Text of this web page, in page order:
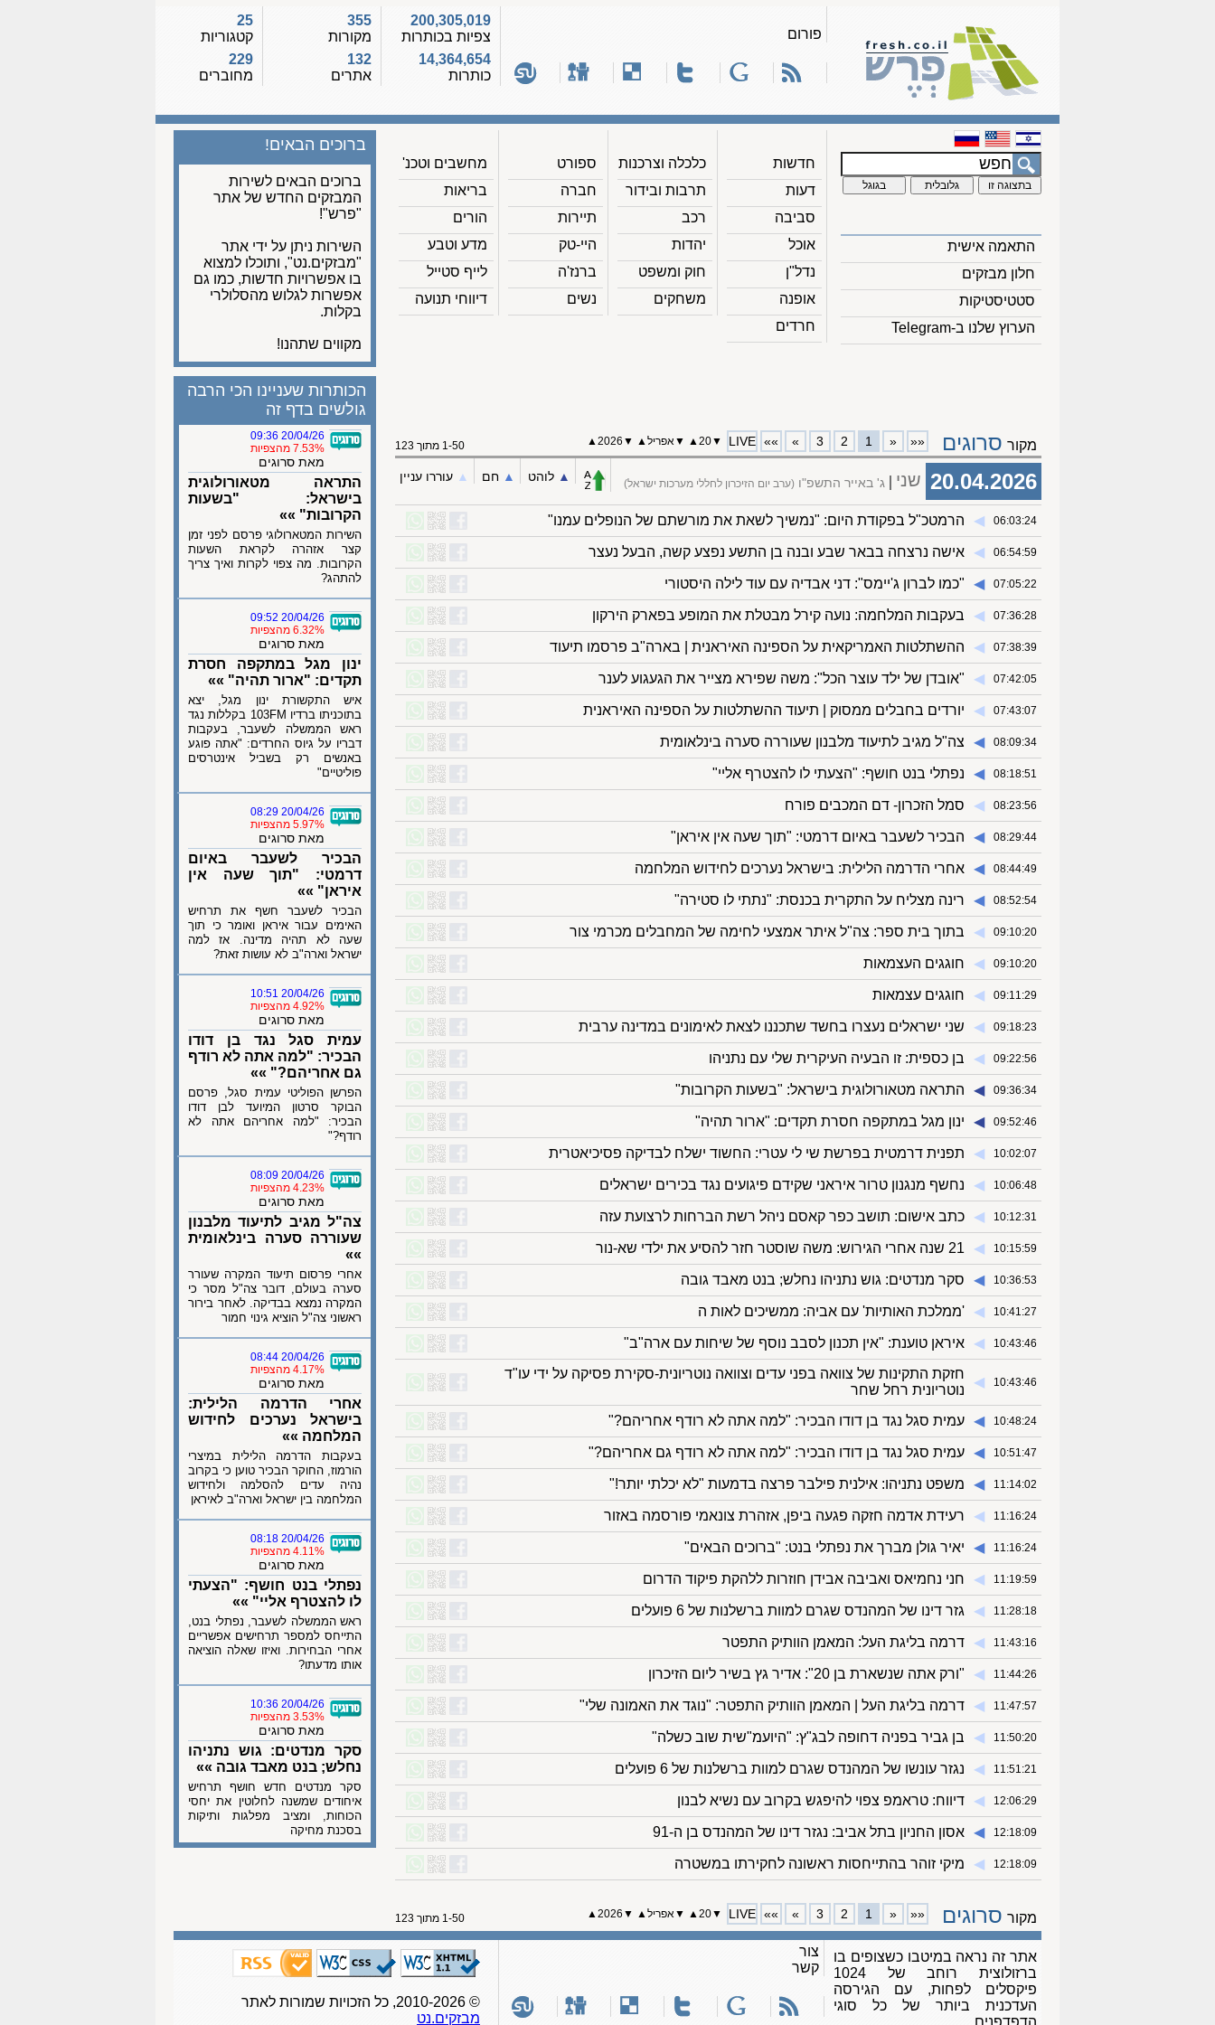
פורום
200,305,019
צפיות בכותרות
14,364,654
כותרות
355
מקורות
132
אתרים
25
קטגוריות
229
מחוברים
התאמה אישית
חלון מבזקים
סטטיסטיקות
הערוץ שלנו ב-Telegram
חדשות
דעות
סביבה
אוכל
נדל"ן
אופנה
חרדים
כלכלה וצרכנות
תרבות ובידור
רכב
יהדות
חוק ומשפט
משחקים
ספורט
חברה
תיירות
היי-טק
ברנז'ה
נשים
מחשבים וטכנ'
בריאות
הורים
מדע וטבע
לייף סטייל
דיווחי תנועה
ברוכים הבאים!
ברוכים הבאים לשירות
המבזקים החדש של אתר
"פרש"!
השירות ניתן על ידי אתר
"מבזקים.נט", ותוכלו למצוא
בו אפשרויות חדשות, כמו גם
אפשרות לגלוש מהסלולרי
בקלות.
מקווים שתהנו!
מקור סרוגים ««
«
1
2
3
»
»»
LIVE
▼
20
▲
▼אפריל▲
▼
2026▲ 1-50 מתוך 123
20.04.2026 שני ג' באייר התשפ"ו (ערב יום הזיכרון לחללי מערכות ישראל) ▲︎ לוהט ▲︎ חם ▲︎ עוררו עניין
06:03:24
◀︎ הרמטכ"ל בפקודת היום: "נמשיך לשאת את מורשתם של הנופלים עמנו"
06:54:59
◀︎ אישה נרצחה בבאר שבע ובנה בן התשע נפצע קשה, הבעל נעצר
07:05:22
◀︎ "כמו לברון ג'יימס": דני אבדיה עם עוד לילה היסטורי
07:36:28
◀︎ בעקבות המלחמה: נועה קירל מבטלת את המופע בפארק הירקון
07:38:39
◀︎ ההשתלטות האמריקאית על הספינה האיראנית | בארה"ב פרסמו תיעוד
07:42:05
◀︎ "אובדן של ילד עוצר הכל": משה שפירא מצייר את הגעגוע לענר
07:43:07
◀︎ יורדים בחבלים ממסוק | תיעוד ההשתלטות על הספינה האיראנית
08:09:34
◀︎ צה"ל מגיב לתיעוד מלבנון שעוררה סערה בינלאומית
08:18:51
◀︎ נפתלי בנט חושף: "הצעתי לו להצטרף אליי"
08:23:56
◀︎ סמל הזכרון- דם המכבים פורח
08:29:44
◀︎ הבכיר לשעבר באיום דרמטי: "תוך שעה אין איראן"
08:44:49
◀︎ אחרי הדרמה הלילית: בישראל נערכים לחידוש המלחמה
08:52:54
◀︎ רינה מצליח על התקרית בכנסת: "נתתי לו סטירה"
09:10:20
◀︎ בתוך בית ספר: צה"ל איתר אמצעי לחימה של המחבלים מכרמי צור
09:10:20
◀︎ חוגגים העצמאות
09:11:29
◀︎ חוגגים עצמאות
09:18:23
◀︎ שני ישראלים נעצרו בחשד שתכננו לצאת לאימונים במדינה ערבית
09:22:56
◀︎ בן כספית: זו הבעיה העיקרית שלי עם נתניהו
09:36:34
◀︎ התראה מטאורולוגית בישראל: "בשעות הקרובות"
09:52:46
◀︎ ינון מגל במתקפה חסרת תקדים: "ארור תהיה"
10:02:07
◀︎ תפנית דרמטית בפרשת שי לי עטרי: החשוד ישלח לבדיקה פסיכיאטרית
10:06:48
◀︎ נחשף מנגנון טרור איראני שקידם פיגועים נגד בכירים ישראלים
10:12:31
◀︎ כתב אישום: תושב כפר קאסם ניהל רשת הברחות לרצועת עזה
10:15:59
◀︎ 21 שנה אחרי הגירוש: משה שוסטר חזר להסיע את ילדי שא-נור
10:36:53
◀︎ סקר מנדטים: גוש נתניהו נחלש; בנט מאבד גובה
10:41:27
◀︎ 'ממלכת האותיות' עם אביה: ממשיכים לאות ה
10:43:46
◀︎ איראן טוענת: "אין תכנון לסבב נוסף של שיחות עם ארה"ב"
10:43:46
◀︎
חזקת התקינות של צוואה בפני עדים וצוואה נוטריונית-סקירת פסיקה על ידי עו"ד
נוטריונית רחל שחר
10:48:24
◀︎ עמית סגל נגד בן דודו הבכיר: "למה אתה לא רודף אחריהם?"
10:51:47
◀︎ עמית סגל נגד בן דודו הבכיר: "למה אתה לא רודף גם אחריהם?"
11:14:02
◀︎ משפט נתניהו: אילנית פילבר פרצה בדמעות "לא יכלתי יותר!"
11:16:24
◀︎ רעידת אדמה חזקה פגעה ביפן, אזהרת צונאמי פורסמה באזור
11:16:24
◀︎ יאיר גולן מברך את נפתלי בנט: "ברוכים הבאים"
11:19:59
◀︎ חני נחמיאס ואביבה אבידן חוזרות ללהקת פיקוד הדרום
11:28:18
◀︎ גזר דינו של המהנדס שגרם למוות ברשלנות של 6 פועלים
11:43:16
◀︎ דרמה בליגת העל: המאמן הוותיק התפטר
11:44:26
◀︎ "ורק אתה שנשארת בן 20": אדיר גץ בשיר ליום הזיכרון
11:47:57
◀︎ דרמה בליגת העל | המאמן הוותיק התפטר: "נוגד את האמונה שלי"
11:50:20
◀︎ בן גביר בפניה דחופה לבג"ץ: "היועמ"שית שוב כשלה"
11:51:21
◀︎ נגזר עונשו של המהנדס שגרם למוות ברשלנות של 6 פועלים
12:06:29
◀︎ דיווח: טראמפ צפוי להיפגש בקרוב עם נשיא לבנון
12:18:09
◀︎ אסון החניון בתל אביב: נגזר דינו של המהנדס בן ה-91
12:18:09
◀︎ מיקי זוהר בהתייחסות ראשונה לחקירתו במשטרה
מקור סרוגים ««
«
1
2
3
»
»»
LIVE
▼
20
▲
▼אפריל▲
▼
2026▲ 1-50 מתוך 123
הכותרות שעניינו הכי הרבה
גולשים בדף זה
20/04/26 09:36
7.53% מהצפיות
מאת סרוגים
התראה מטאורולוגית
בישראל: "בשעות
הקרובות" »»
השירות המטארולוגי פרסם לפני זמן
קצר אזהרה לקראת השעות
הקרובות. מה צפוי לקרות ואיך צריך
להתהג?
20/04/26 09:52
6.32% מהצפיות
מאת סרוגים
ינון מגל במתקפה חסרת
תקדים: "ארור תהיה" »»
איש התקשורת ינון מגל, יצא
בתוכניתו ברדיו 103FM בקללות נגד
ראש הממשלה לשעבר, בעקבות
דבריו על גיוס החרדים: "אתה פוגע
באנשים רק בשביל אינטרסים
פוליטיים"
20/04/26 08:29
5.97% מהצפיות
מאת סרוגים
הבכיר לשעבר באיום
דרמטי: "תוך שעה אין
איראן" »»
הבכיר לשעבר חשף את תרחיש
האימים עבור איראן ואומר כי תוך
שעה לא תהיה מדינה. אז למה
ישראל וארה"ב לא עושות זאת?
20/04/26 10:51
4.92% מהצפיות
מאת סרוגים
עמית סגל נגד בן דודו
הבכיר: "למה אתה לא רודף
גם אחריהם?" »»
הפרשן הפוליטי עמית סגל, פרסם
הבוקר סרטון המיועד לבן דודו
הבכיר: "למה אחריהם אתה לא
רודף?"
20/04/26 08:09
4.23% מהצפיות
מאת סרוגים
צה"ל מגיב לתיעוד מלבנון
שעוררה סערה בינלאומית
»»
אחרי פרסום תיעוד המקרה שעורר
סערה בעולם, דובר צה"ל מסר כי
המקרה נמצא בבדיקה. לאחר בירור
ראשוני צה"ל הוציא גינוי חמור
20/04/26 08:44
4.17% מהצפיות
מאת סרוגים
אחרי הדרמה הלילית:
בישראל נערכים לחידוש
המלחמה »»
בעקבות הדרמה הלילית במיצרי
הורמוז, החוקר הבכיר טוען כי בקרוב
נהיה עדים להסלמה ולחידוש
המלחמה בין ישראל וארה"ב לאיראן
20/04/26 08:18
4.11% מהצפיות
מאת סרוגים
נפתלי בנט חושף: "הצעתי
לו להצטרף אליי" »»
ראש הממשלה לשעבר, נפתלי בנט,
התייחס למספר תרחישים אפשריים
אחרי הבחירות. ואיזו שאלה הוציאה
אותו מדעתו?
20/04/26 10:36
3.53% מהצפיות
מאת סרוגים
סקר מנדטים: גוש נתניהו
נחלש; בנט מאבד גובה »»
סקר מנדטים חדש חושף תרחיש
איחודים שמשנה לחלוטין את יחסי
הכוחות, ומציב מפלגות ותיקות
בסכנת מחיקה
אתר זה נראה במיטבו כשצופים בו
ברזולוצית רוחב של 1024
פיקסלים לפחות, עם הגירסה
העדכנית ביותר של כל סוגי
הדפדפנים
צור
קשר
© 2010-2026, כל הזכויות שמורות לאתר
מבזקים.נט